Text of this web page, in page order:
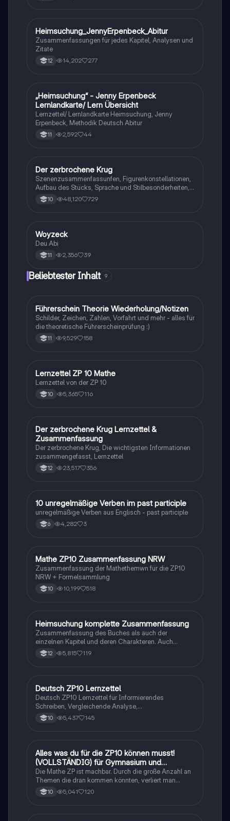
Deutsch
Heimsuchung_JennyErpenbeck_Abitur
Zusammenfassungen für jedes Kapitel, Analysen und
Zitate
12 14,202 277
Deutsch
„Heimsuchung“ - Jenny Erpenbeck
Lernlandkarte/ Lern Übersicht
Lernzettel/ Lernlandkarte Heimsuchung, Jenny
Erpenbeck, Methodik Deutsch Abitur
11 2,592 44
Deutsch
Der zerbrochene Krug
Szenenzusammenfassunfen, Figurenkonstellationen,
Aufbau des Stücks, Sprache und Stilbesonderheiten,
Aussageabsicht, Thematik, Interpretation
10 48,120 729
Deutsch
Woyzeck
Deu Abi
11 2,356 39
Beliebtester Inhalt 9
Lerntipps
Führerschein Theorie Wiederholung/Notizen
Schilder, Zeichen, Zahlen, Vorfahrt und mehr - alles für
die theoretische Führerscheinprüfung :)
11 9,529 158
Mathe
Lernzettel ZP 10 Mathe
Lernzettel von der ZP 10
10 5,365 116
Deutsch
Der zerbrochene Krug Lernzettel &
Zusammenfassung
Der zerbrochene Krug, Die wichtigsten Informationen
zusammengefasst, Lernzettel
12 23,517 356
1 Englisch
10 unregelmäßige Verben im past participle
unregelmäßige Verben aus Englisch - past participle
6 4,282 3
Mathe
Mathe ZP10 Zusammenfassung NRW
Zusammenfassung der Mathethemwn für die ZP10
NRW + Formelsammlung
10 10,199 518
Deutsch
Heimsuchung komplette Zusammenfassung
Zusammenfassung des Buches als auch der
einzelnen Kapitel und deren Charakteren. Auch
tabellarisch. Im Unterricht ohne KI erstellt
12 5,815 119
Deutsch
Deutsch ZP10 Lernzettel
Deutsch ZP10 Lernzettel für Informierendes
Schreiben, Vergleichende Analyse,
Sachtexte/Roman/Gedicht..
10 5,437 145
Mathe
Alles was du für die ZP10 können musst!
(VOLLSTÄNDIG) für Gymnasium und
Realschule
Die Mathe ZP ist machbar. Durch die große Anzahl an
Themen die dran kommen könnten, verliert man
schnell den Überblick. Also habe ich von den kleinsten
Themen bis hin zu den größten alles
10 5,041 120